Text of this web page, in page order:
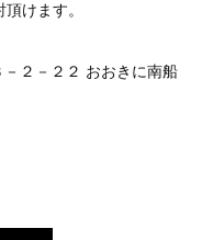
けます。
－２２ おおきに南船